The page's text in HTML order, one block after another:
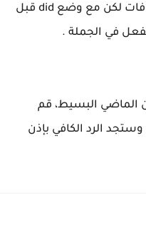
بمعنى أن الفعل مجرد بدون اضافات لكن مع وضع did قبل
الماضي البسيط، قم
الرد الكافي بإذن